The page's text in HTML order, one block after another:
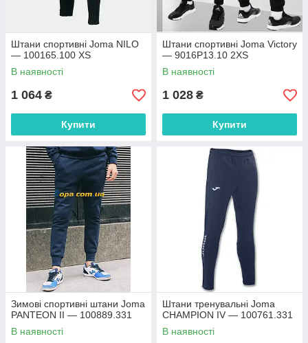
Штани спортивні Joma NILO
— 100165.100 XS
В наявності
1 064 ₴
Купити
Штани спортивні Joma Victory
— 9016P13.10 2XS
В наявності
1 028 ₴
Купити
Зимові спортивні штани Joma
PANTEON II — 100889.331
В наявності
Штани тренувальні Joma
CHAMPION IV — 100761.331
В наявності